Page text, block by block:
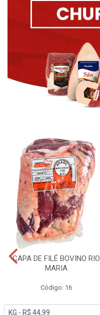
CAPA DE FILÉ BOVINO RIO
MARIA
Código: 16